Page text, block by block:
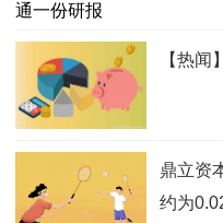
【热闻
鼎立资
约为